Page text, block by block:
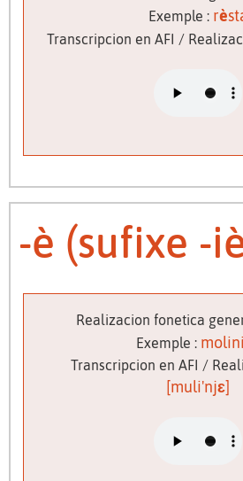
Exemple : rè
Transcripcion en AFI /
-è (sufixe -
Realizacion fonetica
Exemple : molini
Transcripcion en AFI /
[muli'njɛ]